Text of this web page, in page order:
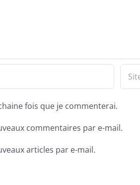
fois que je commenterai.
commentaires par e-mail.
articles par e-mail.